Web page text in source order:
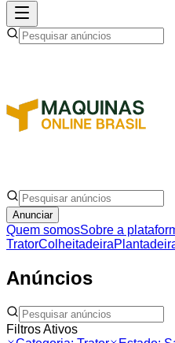
Anunciar
Quem somosSobre a
TratorColheitadeira
Anúncios
Filtros Ativos